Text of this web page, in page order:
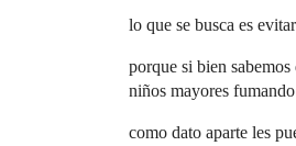
lo que se busca es
porque si bien
niños mayores
como dato aparte les